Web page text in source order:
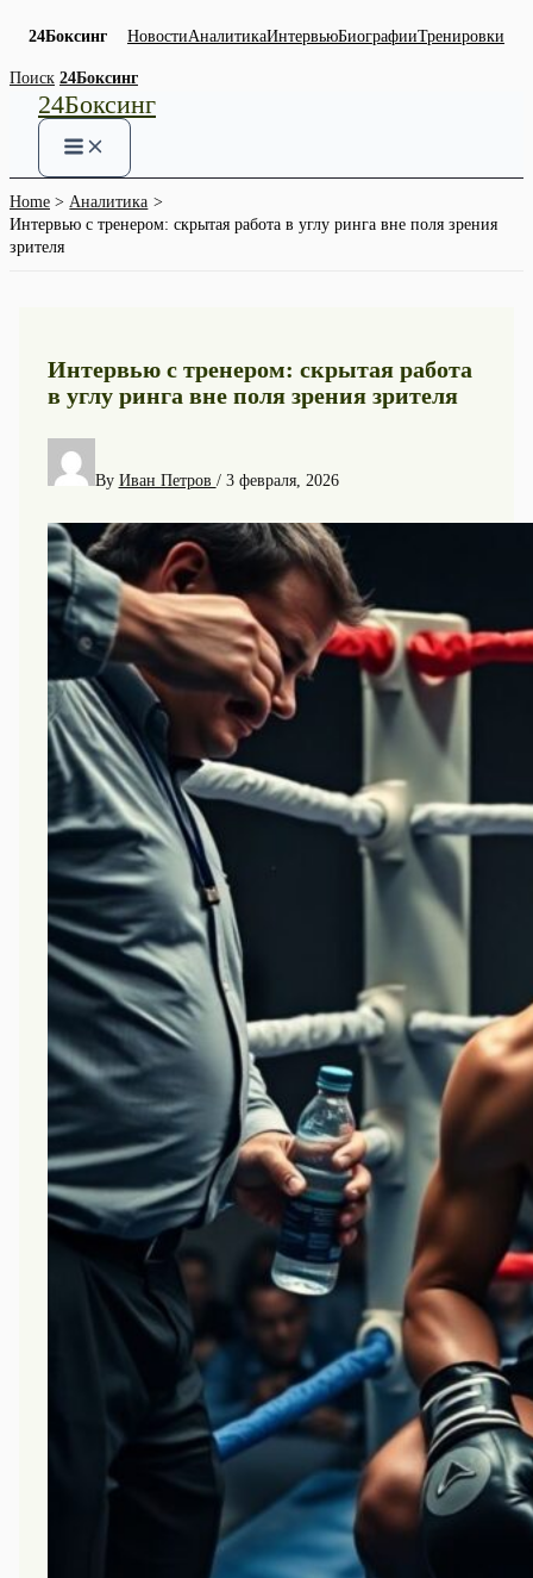
24Боксинг НовостиАналитикаИнтервьюБиографииТренировки
Skip
content
Поиск 24Боксинг
24Боксинг
Home
Аналитика
Интервью с тренером: скрытая работа в углу ринга вне поля зрения
зрителя
Интервью с тренером: скрытая работа
в углу ринга вне поля зрения зрителя
By Иван Петров / 3 февраля, 2026